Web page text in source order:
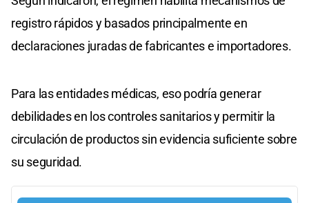
registro rápidos y basados principalmente en
declaraciones juradas de fabricantes e importadores.
Para las entidades médicas, eso podría generar
debilidades en los controles sanitarios y permitir la
circulación de productos sin evidencia suficiente sobre
su seguridad.